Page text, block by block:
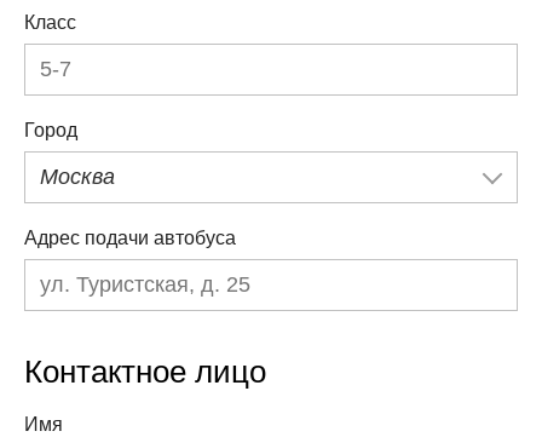
Класс
Город
Москва
Адрес подачи автобуса
Контактное лицо
Имя